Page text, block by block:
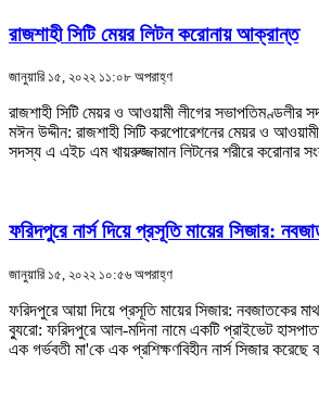
রাজশাহী সিটি মেয়র লিটন করোনায় আক্রান্ত
জানুয়ারি ১৫, ২০২২ ১১:০৮ অপরাহ্ণ
রাজশাহী সিটি মেয়র ও আওয়ামী লীগের
মঈন উদ্দীন: রাজশাহী সিটি করপোরেশনের মেয়র ও
সদস্য এ এইচ এম খায়রুজ্জামান লিটনের শরীরে করোনার
ফরিদপুরে নার্স দিয়ে প্রসূতি মায়ের সিজার:
জানুয়ারি ১৫, ২০২২ ১০:৫৬ অপরাহ্ণ
ফরিদপুরে আয়া দিয়ে প্রসূতি মায়ের সিজার: নবজাতকের
ব্যুরো: ফরিদপুরে আল-মদিনা নামে একটি প্রাইভেট
এক গর্ভবতী মা'কে এক প্রশিক্ষণবিহীন নার্স সিজার